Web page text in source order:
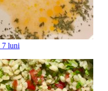
7 luni